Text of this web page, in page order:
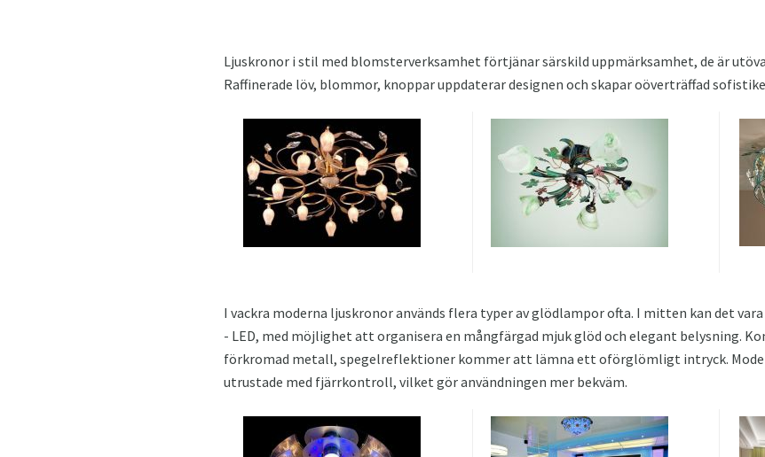
Ljuskronor i stil med blomsterverksamhet förtjänar särskild uppmärksamhet, de är
Raffinerade löv, blommor, knoppar uppdaterar designen och skapar oöverträffad
I vackra moderna ljuskronor används flera typer av glödlampor ofta. I mitten kan det
- LED, med möjlighet att organisera en mångfärgad mjuk glöd och elegant belysning.
förkromad metall, spegelreflektioner kommer att lämna ett oförglömligt intryck.
utrustade med fjärrkontroll, vilket gör användningen mer bekväm.